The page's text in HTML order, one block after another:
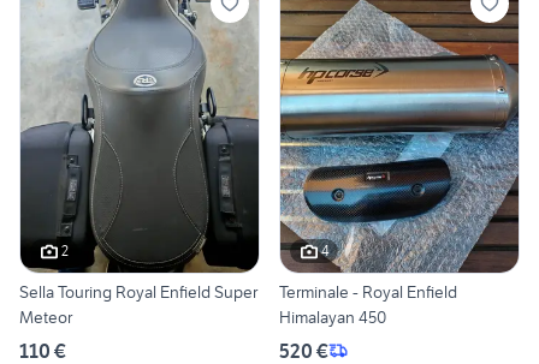
2
Sella Touring Royal Enfield Super
Meteor
110 €
4
Terminale - Royal Enfield
Himalayan 450
520 €